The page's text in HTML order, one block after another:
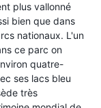
plus vallonné
bien que dans
nationaux. L'un
ce parc on
quatre-
ses lacs bleu
très